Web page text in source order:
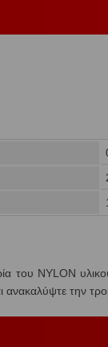
του NYLON
ανακαλύψτε την